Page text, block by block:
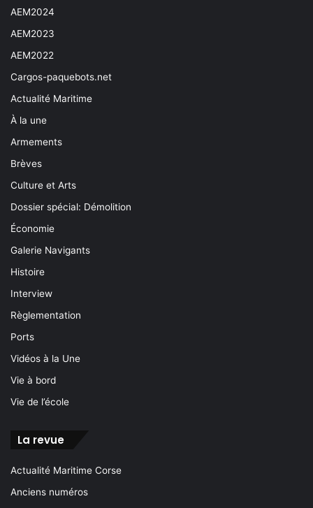
AEM2024
AEM2023
AEM2022
Cargos-paquebots.net
Actualité Maritime
À la une
Armements
Brèves
Culture et Arts
Dossier spécial: Démolition
Économie
Galerie Navigants
Histoire
Interview
Règlementation
Ports
Vidéos à la Une
Vie à bord
Vie de l’école
La revue
Actualité Maritime Corse
Anciens numéros